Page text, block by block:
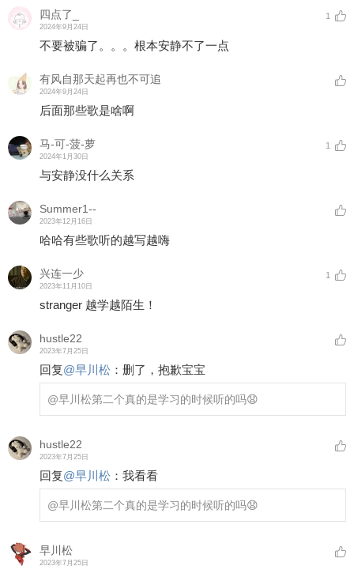
四点了_
2024年9月24日
1
不要被骗了。。。根本安静不了一点
有风自那天起再也不可追
2024年9月24日
后面那些歌是啥啊
马-可-菠-萝
2024年1月30日
1
与安静没什么关系
Summer1--
2023年12月16日
哈哈有些歌听的越写越嗨
兴连一少
2023年11月10日
1
stranger 越学越陌生！
hustle22
2023年7月25日
回复@早川松 ： 删了，抱歉宝宝
@早川松第二个真的是学习的时候听的吗😧
hustle22
2023年7月25日
回复@早川松 ： 我看看
@早川松第二个真的是学习的时候听的吗😧
早川松
2023年7月25日